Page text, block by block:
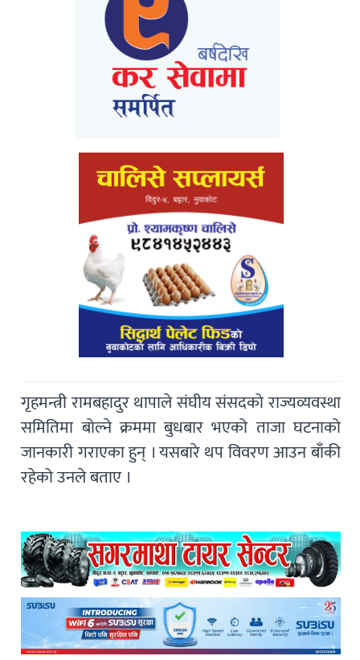
गृहमन्त्री रामबहादुर थापाले संघीय संसदको राज्यव्यवस्था
समितिमा बोल्ने क्रममा बुधबार भएको ताजा घटनाको
जानकारी गराएका हुन् । यसबारे थप विवरण आउन बाँकी
रहेको उनले बताए ।